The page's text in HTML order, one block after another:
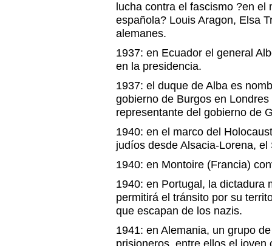
lucha contra el fascismo ?en el
española? Louis Aragon, Elsa
alemanes.
1937: en Ecuador el general
en la presidencia.
1937: el duque de Alba es
gobierno de Burgos en
representante del gobierno de
1940: en el marco del
judíos desde Alsacia-Lorena,
1940: en Montoire (Francia)
1940: en Portugal, la dictadura
permitirá el tránsito por su
que escapan de los nazis.
1941: en Alemania, un grupo
prisioneros, entre ellos el joven